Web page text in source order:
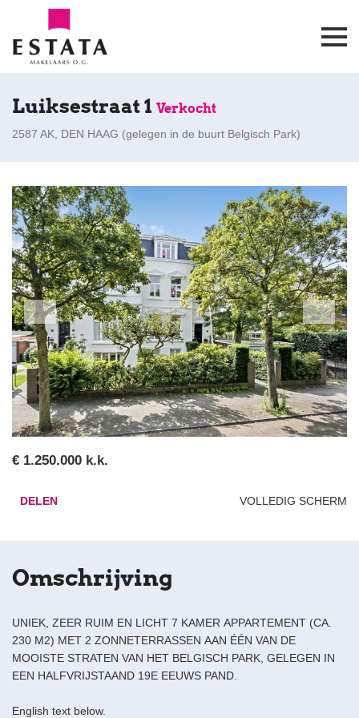
Luiksestraat 1 Verkocht
2587 AK, DEN HAAG (gelegen in de buurt Belgisch Park)
€ 1.250.000 k.k.
DELEN VOLLEDIG SCHERM
Omschrijving
UNIEK, ZEER RUIM EN LICHT 7 KAMER APPARTEMENT (CA.
230 M2) MET 2 ZONNETERRASSEN AAN ÉÉN VAN DE
MOOISTE STRATEN VAN HET BELGISCH PARK, GELEGEN IN
EEN HALFVRIJSTAAND 19E EEUWS PAND.
English text below.